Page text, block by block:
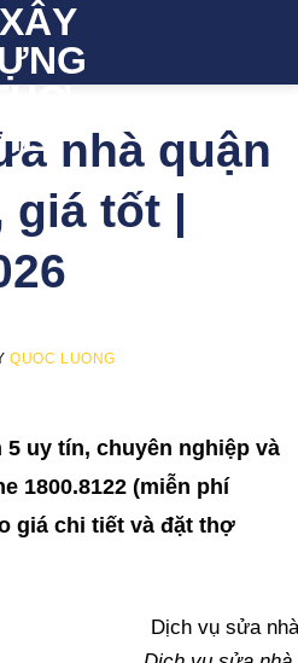
nhà quận
giá tốt |
QUOC LUONG
uy tín, chuyên nghiệp và
1800.8122 (miễn phí
giá chi tiết và đặt thợ